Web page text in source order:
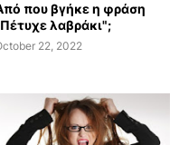
που βγήκε η φράση
λαβράκι";
22, 2022